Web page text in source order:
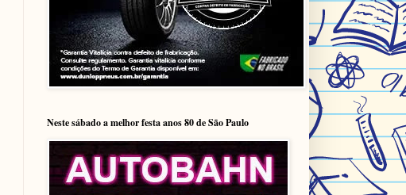
Neste sábado a melhor festa anos 80 de São Paulo